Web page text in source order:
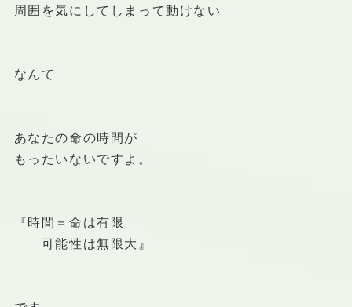
周囲を気にしてしまって動けない
なんて
あなたの命の時間が
もったいないですよ。
『時間＝命は有限
可能性は無限大』